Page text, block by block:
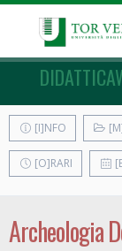
[I]NFO
[O]RARI
Archeologia